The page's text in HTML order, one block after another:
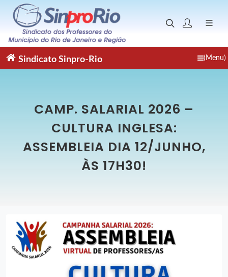
Sindicato Sinpro-Rio (Menu)
CAMP. SALARIAL 2026 –
CULTURA INGLESA:
ASSEMBLEIA DIA 12/JUNHO,
ÀS 17H30!